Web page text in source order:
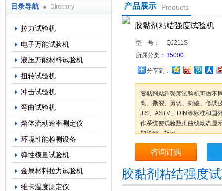
目录导航 Directory
拉力试验机
电子万能试验机
液压万能材料试验机
扭转试验机
冲击试验机
弯曲试验机
熔体流动速率测定仪
环境性能检测设备
弹性模量试验机
金属材料拉力试验机
维卡温度测定仪
产品展示 Products
胶黏剂粘结强度试验机
型 号：
QJ211S
所属分类： 35000
分享到：
胶黏剂粘结强度试验机可做不
离、撕裂、剪切、刺破、低调
JIS、ASTM、DIN等标准和国
作系统使试验数据曲线动态显
加简便、轻松。
咨询订购
胶黏剂粘结强度